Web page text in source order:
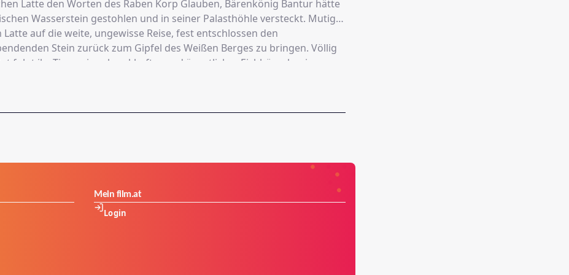
Latte den Worten des Raben Korp Glauben, Bärenkönig Bantur hätte
Wasserstein gestohlen und in seiner Palasthöhle versteckt. Mutig
Latte auf die weite, ungewisse Reise, fest entschlossen den
Stein zurück zum Gipfel des Weißen Berges zu bringen. Völlig
folgt ihr Tjum, ein schreckhafter und ängstlicher Eichhörnchenjunge.
überreden, was jedoch bei der eigensinnigen Latte auf taube
So muss das ungleiche Paar auf einem Weg voller Abenteuer erst
Mein film.at
Login